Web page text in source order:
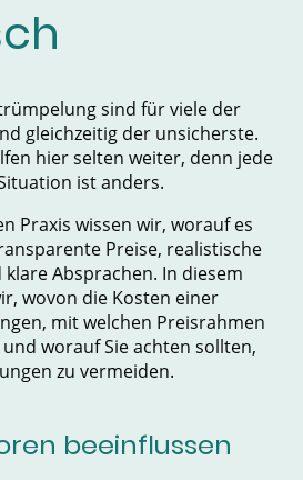
sind für viele der
gleichzeitig der unsicherste.
hier selten weiter, denn jede
ist anders.
Praxis wissen wir, worauf es
Preise, realistische
Absprachen. In diesem
wovon die Kosten einer
mit welchen Preisrahmen
worauf Sie achten sollten,
zu vermeiden.
beeinflussen